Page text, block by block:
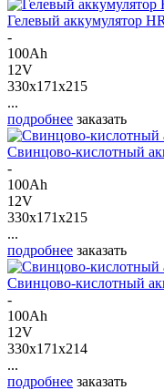
Гелевый аккумулятор
-
100Ah
12V
330x171x215
...
подробнее заказать
Свинцово-кислотный
-
100Ah
12V
330x171x215
...
подробнее заказать
Свинцово-кислотный
-
100Ah
12V
330x171x214
...
подробнее заказать